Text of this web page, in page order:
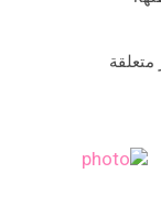
متعلقة